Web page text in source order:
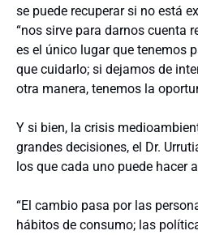
se puede recuperar si no está
“nos sirve para darnos cuenta
es el único lugar que tenemos
que cuidarlo; si dejamos de
otra manera, tenemos la
Y si bien, la crisis
grandes decisiones, el Dr.
los que cada uno puede hacer
“El cambio pasa por las
hábitos de consumo; las